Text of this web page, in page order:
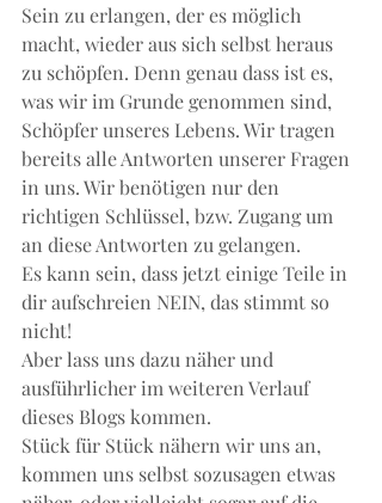
Sein zu erlangen, der es möglich
macht, wieder aus sich selbst heraus
zu schöpfen. Denn genau dass ist es,
was wir im Grunde genommen sind,
Schöpfer unseres Lebens. Wir tragen
bereits alle Antworten unserer Fragen
in uns. Wir benötigen nur den
richtigen Schlüssel, bzw. Zugang um
an diese Antworten zu gelangen.
Es kann sein, dass jetzt einige Teile in
dir aufschreien NEIN, das stimmt so
nicht!
Aber lass uns dazu näher und
ausführlicher im weiteren Verlauf
dieses Blogs kommen.
Stück für Stück nähern wir uns an,
kommen uns selbst sozusagen etwas